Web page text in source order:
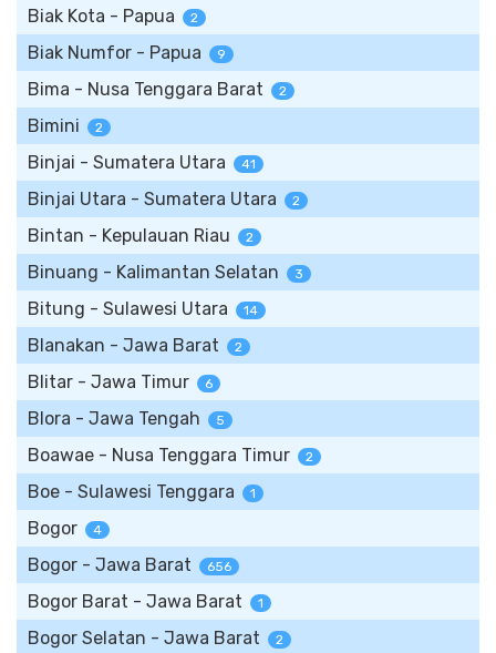
Biak Kota - Papua 2
Biak Numfor - Papua 9
Bima - Nusa Tenggara Barat 2
Bimini 2
Binjai - Sumatera Utara 41
Binjai Utara - Sumatera Utara 2
Bintan - Kepulauan Riau 2
Binuang - Kalimantan Selatan 3
Bitung - Sulawesi Utara 14
Blanakan - Jawa Barat 2
Blitar - Jawa Timur 6
Blora - Jawa Tengah 5
Boawae - Nusa Tenggara Timur 2
Boe - Sulawesi Tenggara 1
Bogor 4
Bogor - Jawa Barat 656
Bogor Barat - Jawa Barat 1
Bogor Selatan - Jawa Barat 2